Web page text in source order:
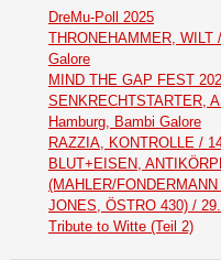
DreMu-Poll 2025
THRONEHAMMER, WILT
Galore
MIND THE GAP FEST
SENKRECHTSTARTER,
Hamburg, Bambi Galore
RAZZIA, KONTROLLE /
BLUT+EISEN,
(MAHLER/
JONES, ÖSTRO 430) /
Tribute to Witte (Teil 2)